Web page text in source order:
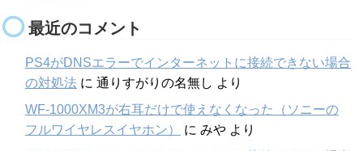
最近のコメント
PS4がDNSエラーでインターネットに接続できない場合
の対処法 に 通りすがりの名無し より
WF-1000XM3が右耳だけで使えなくなった（ソニーの
フルワイヤレスイヤホン）
に みや より